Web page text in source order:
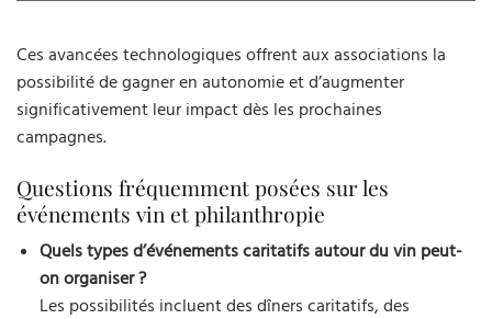
Ces avancées technologiques offrent aux associations la
possibilité de gagner en autonomie et d’augmenter
significativement leur impact dès les prochaines
campagnes.
Questions fréquemment posées sur les
événements vin et philanthropie
Quels types d’événements caritatifs autour du vin peut-
on organiser ?
Les possibilités incluent des dîners caritatifs, des